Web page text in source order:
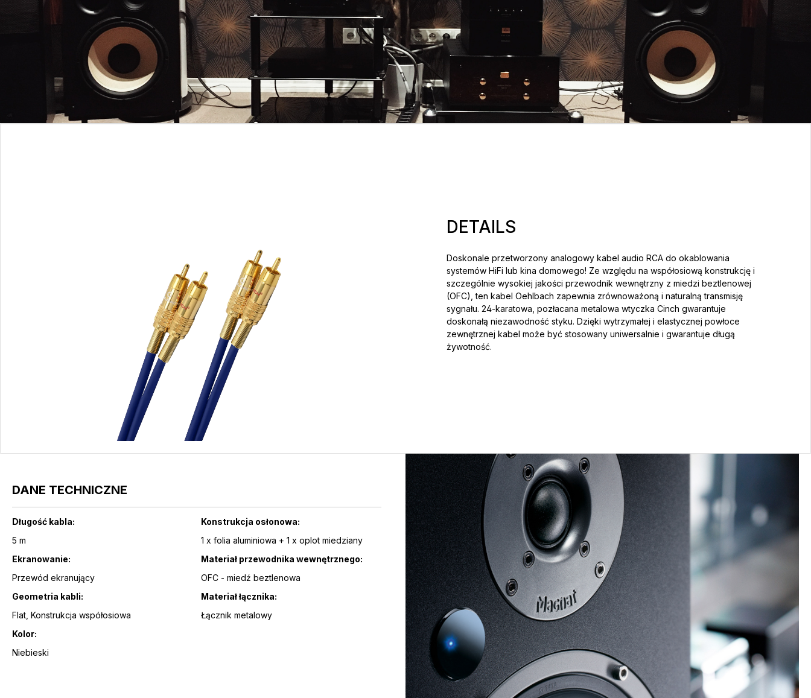
DETAILS
Doskonale przetworzony analogowy kabel audio RCA do okablowania
systemów HiFi lub kina domowego! Ze względu na współosiową konstrukcję i
szczególnie wysokiej jakości przewodnik wewnętrzny z miedzi beztlenowej
(OFC), ten kabel Oehlbach zapewnia zrównoważoną i naturalną transmisję
sygnału. 24-karatowa, pozłacana metalowa wtyczka Cinch gwarantuje
doskonałą niezawodność styku. Dzięki wytrzymałej i elastycznej powłoce
zewnętrznej kabel może być stosowany uniwersalnie i gwarantuje długą
żywotność.
DANE TECHNICZNE
Długość kabla:
5 m
Ekranowanie:
Przewód ekranujący
Geometria kabli:
Flat, Konstrukcja współosiowa
Kolor:
Niebieski
Konstrukcja osłonowa:
1 x folia aluminiowa + 1 x oplot miedziany
Materiał przewodnika wewnętrznego:
OFC - miedź beztlenowa
Materiał łącznika:
Łącznik metalowy